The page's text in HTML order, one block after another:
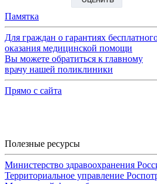
Памятка
Для граждан о гарантиях
оказания медицинской помощи
Вы можете обратиться к главному
врачу нашей поликлиники
Прямо с сайта
Полезные ресурсы
Министерство здравоохранения
Территориальное управление